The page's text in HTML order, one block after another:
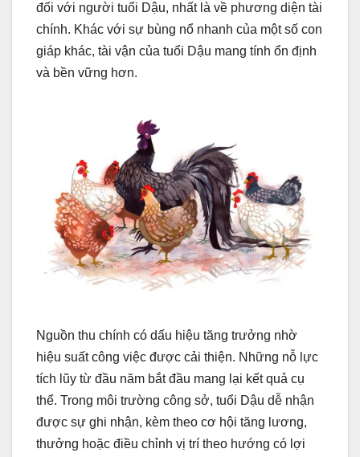
đối với người tuổi Dậu, nhất là về phương diện tài
chính. Khác với sự bùng nổ nhanh của một số con
giáp khác, tài vận của tuổi Dậu mang tính ổn định
và bền vững hơn.
Nguồn thu chính có dấu hiệu tăng trưởng nhờ
hiệu suất công việc được cải thiện. Những nỗ lực
tích lũy từ đầu năm bắt đầu mang lại kết quả cụ
thể. Trong môi trường công sở, tuổi Dậu dễ nhận
được sự ghi nhận, kèm theo cơ hội tăng lương,
thưởng hoặc điều chỉnh vị trí theo hướng có lợi